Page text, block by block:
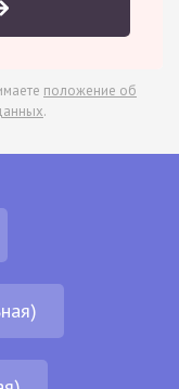
положение об
.